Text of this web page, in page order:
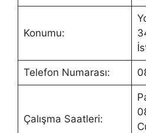
Konumu:
Telefon Numarası:
Çalışma Saatleri: